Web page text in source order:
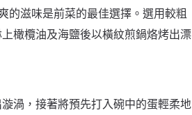
滋味是前菜的最佳選擇。選用較粗
橄欖油及海鹽後以橫紋煎鍋烙烤出漂
渦，接著將預先打入碗中的蛋輕柔地